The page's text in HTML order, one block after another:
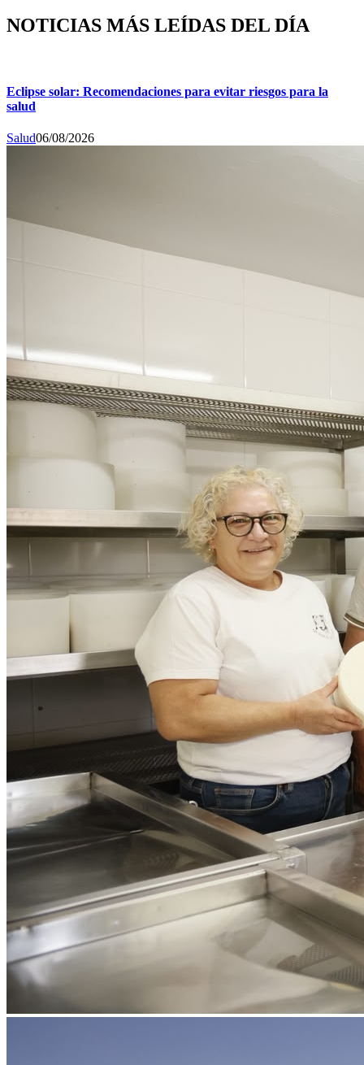
NOTICIAS MÁS LEÍDAS DEL DÍA
Eclipse solar: Recomendaciones para evitar riesgos para la
salud
Salud06/08/2026